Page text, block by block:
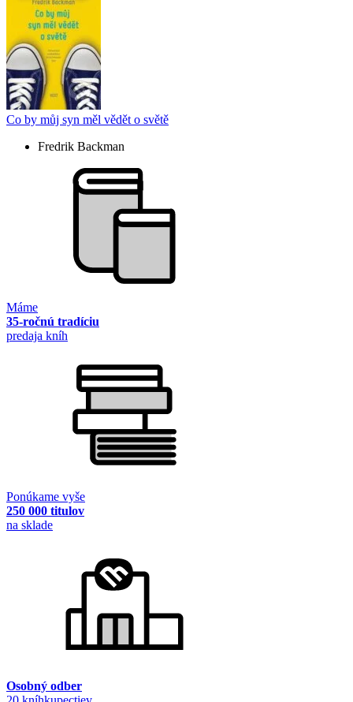
Co by můj syn měl vědět o světě
Fredrik Backman
Máme
35-ročnú tradíciu
predaja kníh
Ponúkame vyše
250 000 titulov
na sklade
Osobný odber